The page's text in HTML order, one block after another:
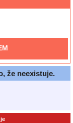
že neexistuje.